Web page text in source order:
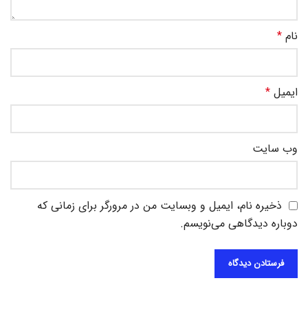
نام *
ایمیل *
وب‌ سایت
ذخیره نام، ایمیل و وبسایت من در مرورگر برای زمانی که
دوباره دیدگاهی می‌نویسم.